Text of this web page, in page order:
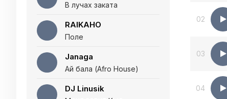
В лучах заката
RAIKAHO
Поле
Janaga
Ай бала (Afro House)
DJ Linusik
02
03
04